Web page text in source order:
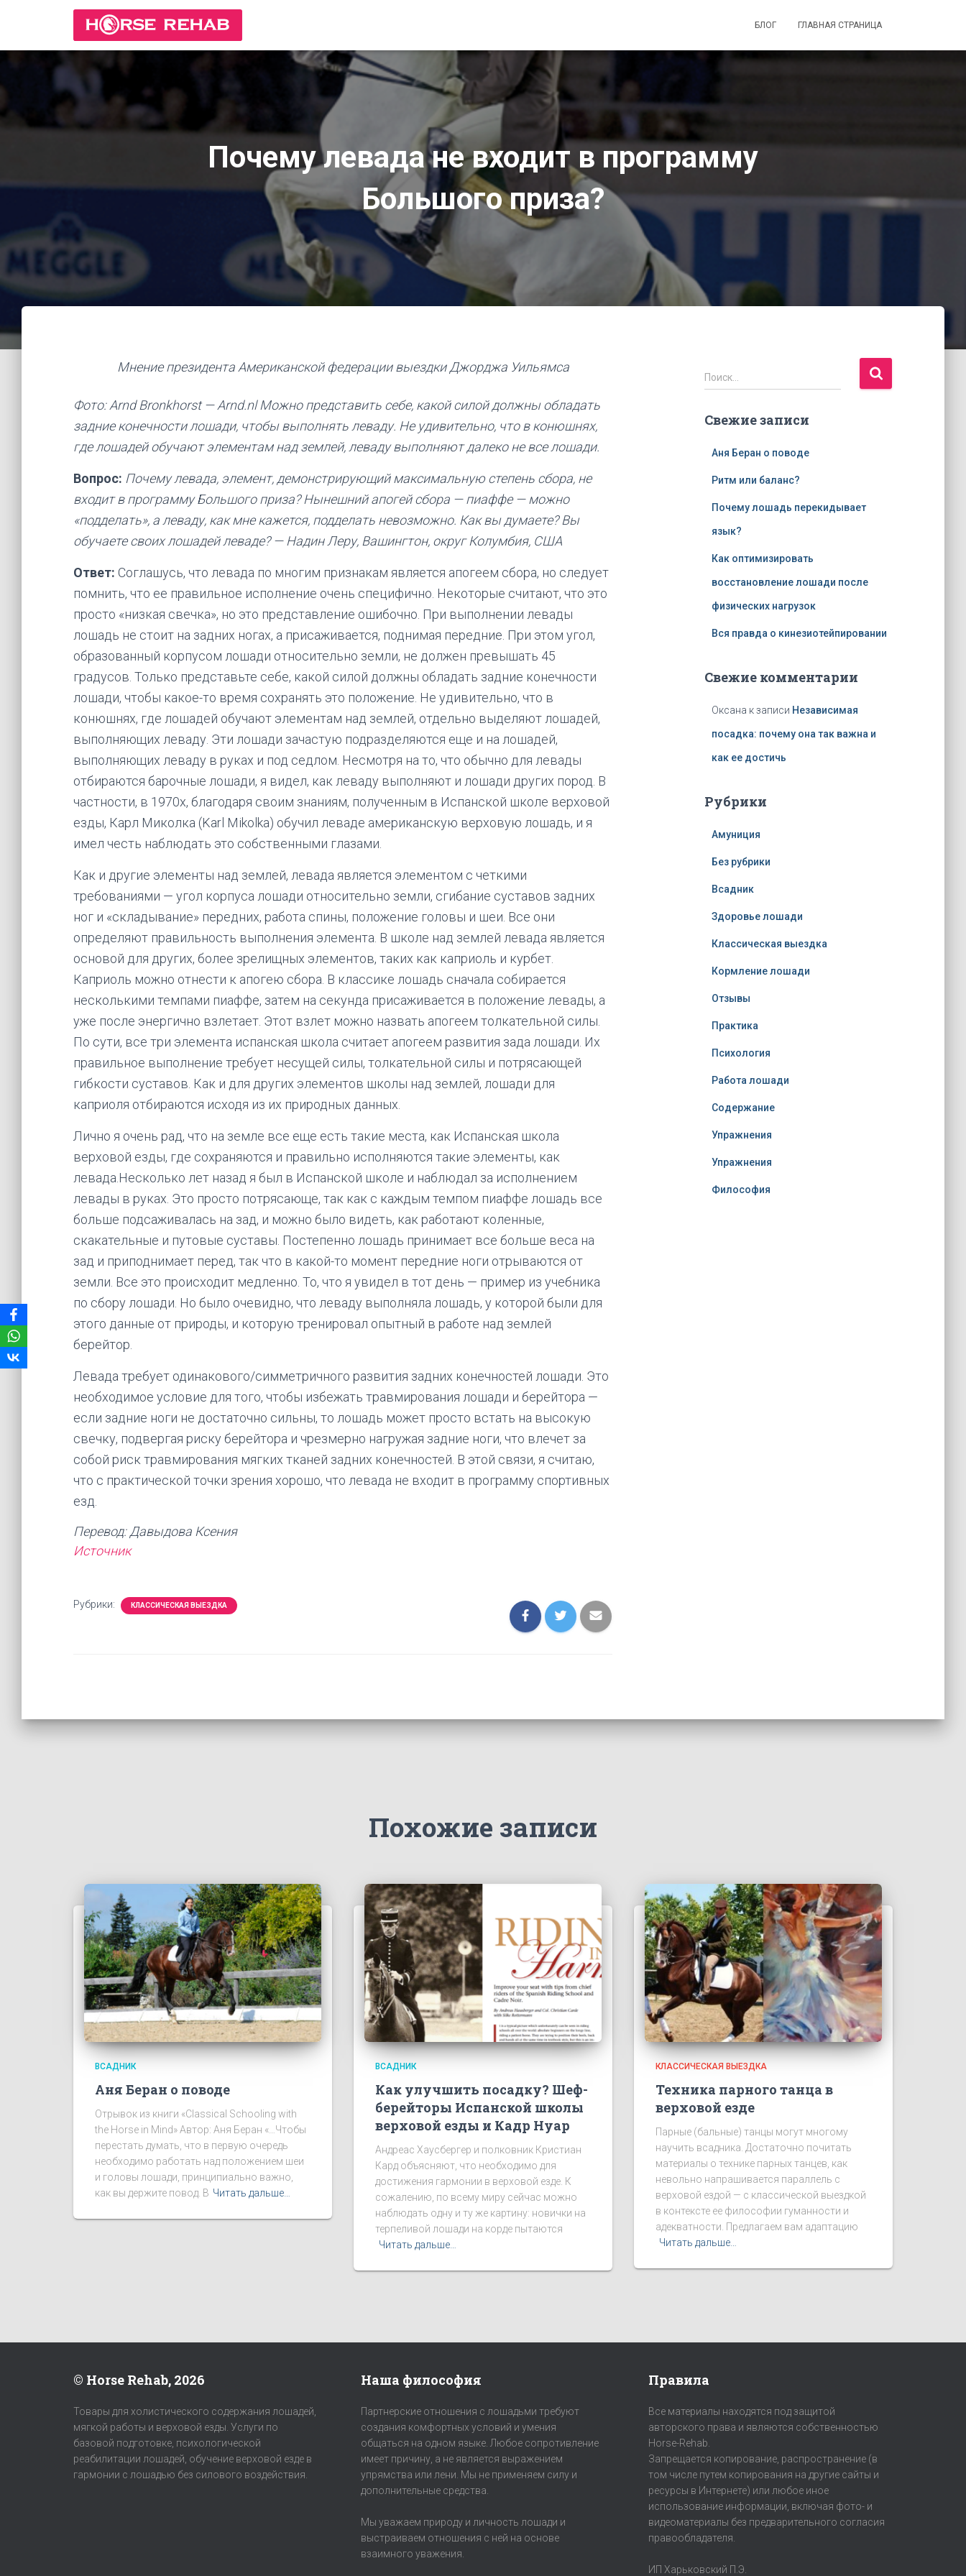
БЛОГ ГЛАВНАЯ СТРАНИЦА
Почему левада не входит в программу
Большого приза?
Мнение президента Американской федерации выездки Джорджа Уильямса
Фото: Arnd Bronkhorst — Arnd.nl Можно представить себе, какой силой должны обладать
задние конечности лошади, чтобы выполнять леваду. Не удивительно, что в конюшнях,
где лошадей обучают элементам над землей, леваду выполняют далеко не все лошади.
Вопрос: Почему левада, элемент, демонстрирующий максимальную степень сбора, не
входит в программу Большого приза? Нынешний апогей сбора — пиаффе — можно
«подделать», а леваду, как мне кажется, подделать невозможно. Как вы думаете? Вы
обучаете своих лошадей леваде? — Надин Леру, Вашингтон, округ Колумбия, США
Ответ: Соглашусь, что левада по многим признакам является апогеем сбора, но следует
помнить, что ее правильное исполнение очень специфично. Некоторые считают, что это
просто «низкая свечка», но это представление ошибочно. При выполнении левады
лошадь не стоит на задних ногах, а присаживается, поднимая передние. При этом угол,
образованный корпусом лошади относительно земли, не должен превышать 45
градусов. Только представьте себе, какой силой должны обладать задние конечности
лошади, чтобы какое-то время сохранять это положение. Не удивительно, что в
конюшнях, где лошадей обучают элементам над землей, отдельно выделяют лошадей,
выполняющих леваду. Эти лошади зачастую подразделяются еще и на лошадей,
выполняющих леваду в руках и под седлом. Несмотря на то, что обычно для левады
отбираются барочные лошади, я видел, как леваду выполняют и лошади других пород. В
частности, в 1970х, благодаря своим знаниям, полученным в Испанской школе верховой
езды, Карл Миколка (Karl Mikolka) обучил леваде американскую верховую лошадь, и я
имел честь наблюдать это собственными глазами.
Как и другие элементы над землей, левада является элементом с четкими
требованиями — угол корпуса лошади относительно земли, сгибание суставов задних
ног и «складывание» передних, работа спины, положение головы и шеи. Все они
определяют правильность выполнения элемента. В школе над землей левада является
основой для других, более зрелищных элементов, таких как каприоль и курбет.
Каприоль можно отнести к апогею сбора. В классике лошадь сначала собирается
несколькими темпами пиаффе, затем на секунда присаживается в положение левады, а
уже после энергично взлетает. Этот взлет можно назвать апогеем толкательной силы.
По сути, все три элемента испанская школа считает апогеем развития зада лошади. Их
правильное выполнение требует несущей силы, толкательной силы и потрясающей
гибкости суставов. Как и для других элементов школы над землей, лошади для
каприоля отбираются исходя из их природных данных.
Лично я очень рад, что на земле все еще есть такие места, как Испанская школа
верховой езды, где сохраняются и правильно исполняются такие элементы, как
левада.Несколько лет назад я был в Испанской школе и наблюдал за исполнением
левады в руках. Это просто потрясающе, так как с каждым темпом пиаффе лошадь все
больше подсаживалась на зад, и можно было видеть, как работают коленные,
скакательные и путовые суставы. Постепенно лошадь принимает все больше веса на
зад и приподнимает перед, так что в какой-то момент передние ноги отрываются от
земли. Все это происходит медленно. То, что я увидел в тот день — пример из учебника
по сбору лошади. Но было очевидно, что леваду выполняла лошадь, у которой были для
этого данные от природы, и которую тренировал опытный в работе над землей
берейтор.
Левада требует одинакового/симметричного развития задних конечностей лошади. Это
необходимое условие для того, чтобы избежать травмирования лошади и берейтора —
если задние ноги не достаточно сильны, то лошадь может просто встать на высокую
свечку, подвергая риску берейтора и чрезмерно нагружая задние ноги, что влечет за
собой риск травмирования мягких тканей задних конечностей. В этой связи, я считаю,
что с практической точки зрения хорошо, что левада не входит в программу спортивных
езд.
Перевод: Давыдова Ксения
Источник
Рубрики: КЛАССИЧЕСКАЯ ВЫЕЗДКА
Н
а
т
Поиск…
Свежие записи
Аня Беран о поводе
Ритм или баланс?
Почему лошадь перекидывает
язык?
Как оптимизировать
восстановление лошади после
физических нагрузок
Вся правда о кинезиотейпировании
Свежие комментарии
Оксана к записи Независимая
посадка: почему она так важна и
как ее достичь
Рубрики
Амуниция
Без рубрики
Всадник
Здоровье лошади
Классическая выездка
Кормление лошади
Отзывы
Практика
Психология
Работа лошади
Содержание
Упражнения
Упражнения
Философия
Похожие записи
ВСАДНИК
Аня Беран о поводе
Отрывок из книги «Classical Schooling with
the Horse in Mind» Автор: Аня Беран «…Чтобы
перестать думать, что в первую очередь
необходимо работать над положением шеи
и головы лошади, принципиально важно,
как вы держите повод. В Читать дальше…
ВСАДНИК
Как улучшить посадку? Шеф-
берейторы Испанской школы
верховой езды и Кадр Нуар
Андреас Хаусбергер и полковник Кристиан
Кард объясняют, что необходимо для
достижения гармонии в верховой езде. К
сожалению, по всему миру сейчас можно
наблюдать одну и ту же картину: новички на
терпеливой лошади на корде пытаются
Читать дальше…
КЛАССИЧЕСКАЯ ВЫЕЗДКА
Техника парного танца в
верховой езде
Парные (бальные) танцы могут многому
научить всадника. Достаточно почитать
материалы о технике парных танцев, как
невольно напрашивается параллель с
верховой ездой — с классической выездкой
в контексте ее философии гуманности и
адекватности. Предлагаем вам адаптацию
Читать дальше…
© Horse Rehab, 2026
Товары для холистического содержания лошадей,
мягкой работы и верховой езды. Услуги по
базовой подготовке, психологической
реабилитации лошадей, обучение верховой езде в
гармонии с лошадью без силового воздействия.
Наша философия
Партнерские отношения с лошадьми требуют
создания комфортных условий и умения
общаться на одном языке. Любое сопротивление
имеет причину, а не является выражением
упрямства или лени. Мы не применяем силу и
дополнительные средства.
Мы уважаем природу и личность лошади и
выстраиваем отношения с ней на основе
взаимного уважения.
Правила
Все материалы находятся под защитой
авторского права и являются собственностью
Horse-Rehab.
Запрещается копирование, распространение (в
том числе путем копирования на другие сайты и
ресурсы в Интернете) или любое иное
использование информации, включая фото- и
видеоматериалы без предварительного согласия
правообладателя.
ИП Харьковский П.Э.